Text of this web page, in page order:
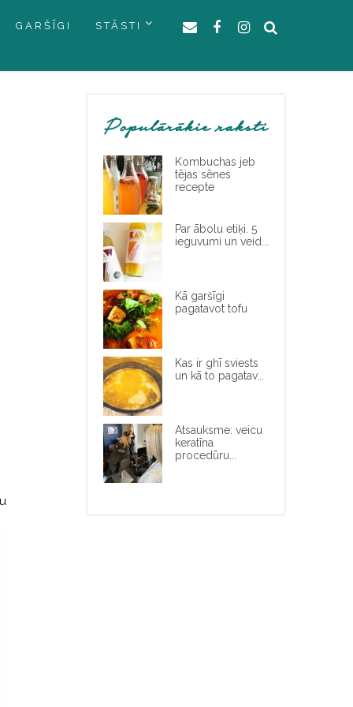
GARŠĪGI STĀSTI
Populārākie raksti
Kombuchas jeb
tējas sēnes
recepte
Par ābolu etiķi. 5
ieguvumi un veid...
Kā garšīgi
pagatavot tofu
Kas ir ghī sviests
un kā to pagatav...
Atsauksme: veicu
keratīna
procedūru...